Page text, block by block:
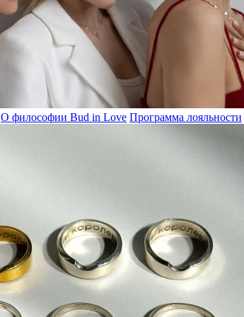
О философии Bud in Love Программа лояльности